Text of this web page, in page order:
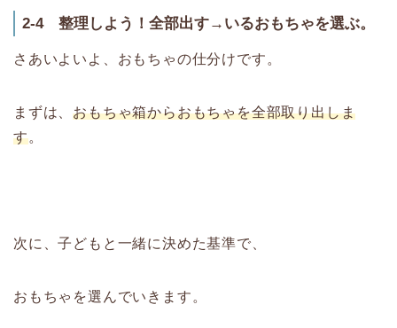
2-4 整理しよう！全部出す→いるおもちゃを選ぶ。
さあいよいよ、おもちゃの仕分けです。
まずは、おもちゃ箱からおもちゃを全部取り出しま
す。
次に、子どもと一緒に決めた基準で、
おもちゃを選んでいきます。